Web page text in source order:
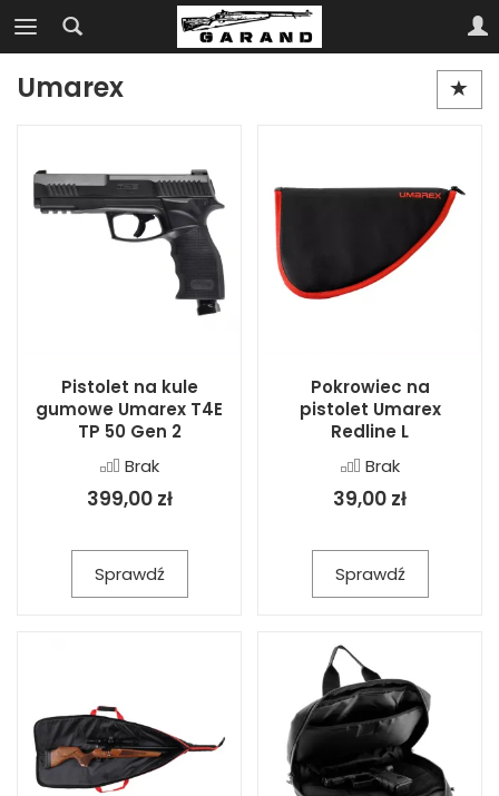
Umarex
Pistolet na kule
gumowe Umarex T4E
TP 50 Gen 2
Brak
399,00 zł
Sprawdź
Pokrowiec na
pistolet Umarex
Redline L
Brak
39,00 zł
Sprawdź